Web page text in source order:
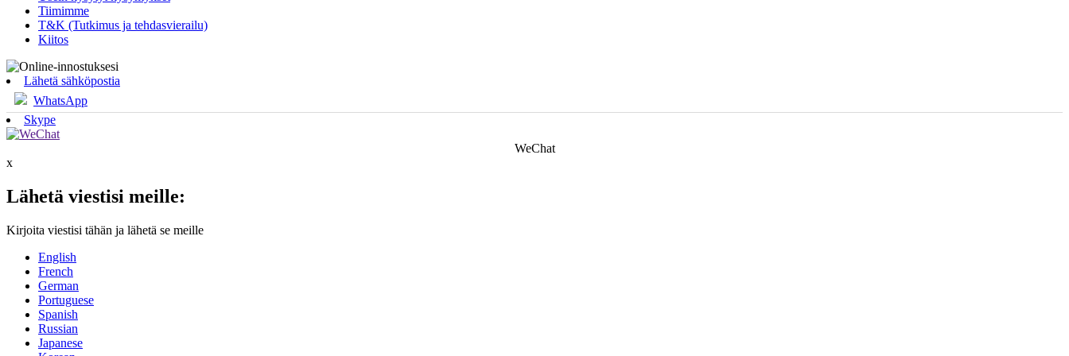
Tiimimme
T&K (Tutkimus ja tehdasvierailu)
Kiitos
Lähetä sähköpostia
WhatsApp
Skype
WeChat
x
Lähetä viestisi meille:
Kirjoita viestisi tähän ja lähetä se meille
English
French
German
Portuguese
Spanish
Russian
Japanese